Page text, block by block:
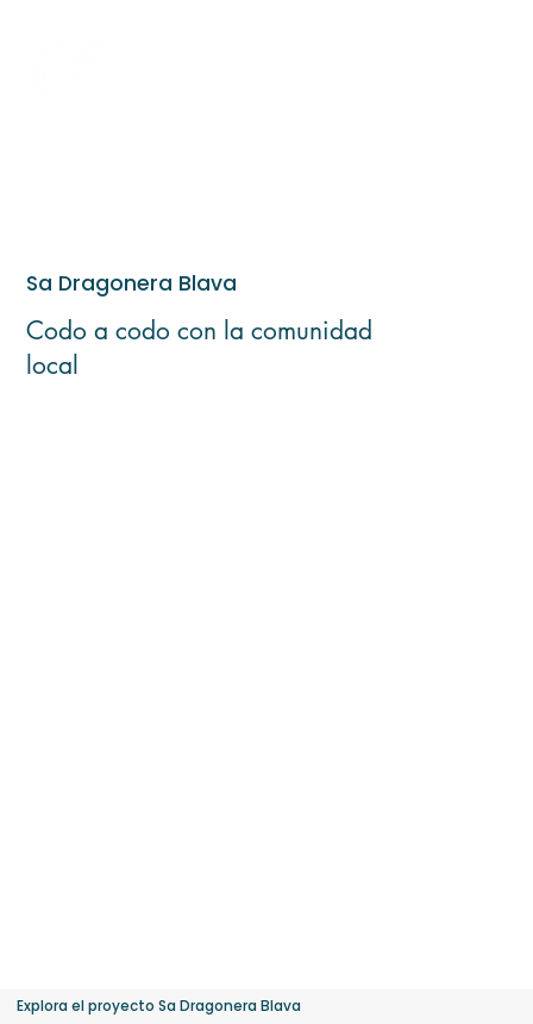
Sa Dragonera Blava
Codo a codo con la comunidad
local
Explora el proyecto Sa Dragonera Blava